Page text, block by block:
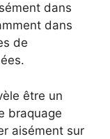
dans
dans
de
être un
braquage
aisément sur